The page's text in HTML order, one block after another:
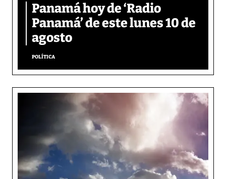
Panamá hoy de ‘Radio
Panamá’ de este lunes 10 de
agosto
POLÍTICA